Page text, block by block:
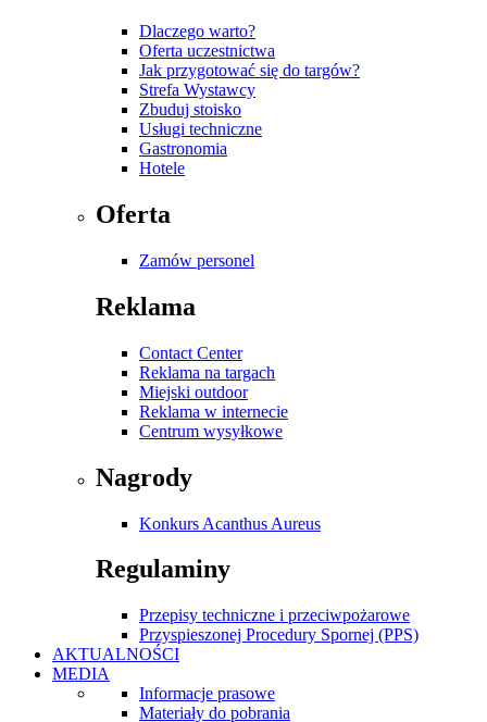
Dlaczego warto?
Oferta uczestnictwa
Jak przygotować się do targów?
Strefa Wystawcy
Zbuduj stoisko
Usługi techniczne
Gastronomia
Hotele
Oferta
Zamów personel
Reklama
Contact Center
Reklama na targach
Miejski outdoor
Reklama w internecie
Centrum wysyłkowe
Nagrody
Konkurs Acanthus Aureus
Regulaminy
Przepisy techniczne i przeciwpożarowe
Przyspieszonej Procedury Spornej (PPS)
AKTUALNOŚCI
MEDIA
Informacje prasowe
Materiały do pobrania